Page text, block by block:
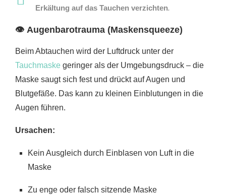
Erkältung auf das Tauchen verzichten.
👁 Augenbarotrauma (Maskensqueeze)
Beim Abtauchen wird der Luftdruck unter der
Tauchmaske geringer als der Umgebungsdruck – die
Maske saugt sich fest und drückt auf Augen und
Blutgefäße. Das kann zu kleinen Einblutungen in die
Augen führen.
Ursachen:
Kein Ausgleich durch Einblasen von Luft in die
Maske
Zu enge oder falsch sitzende Maske